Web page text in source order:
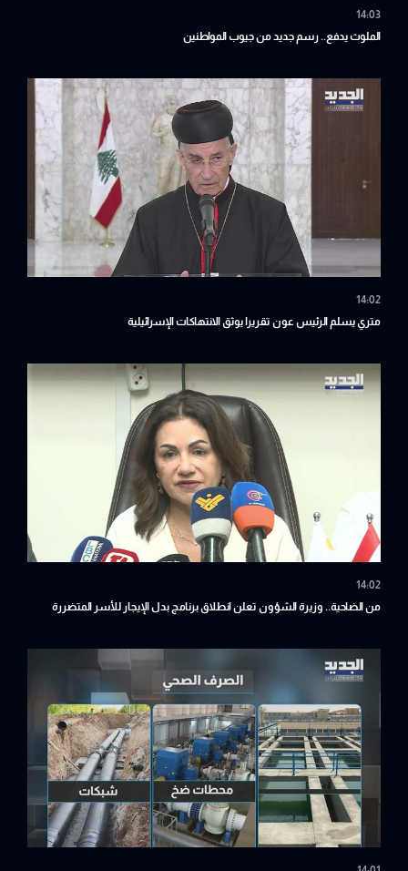
14:03
الملوث يدفع.. رسم جديد من جيوب المواطنين
14:02
متري يسلم الرئيس عون تقريرا يوثق الانتهاكات الإسرائيلية
14:02
من الضاحية.. وزيرة الشؤون تعلن انطلاق برنامج بدل الإيجار للأسر المتضررة